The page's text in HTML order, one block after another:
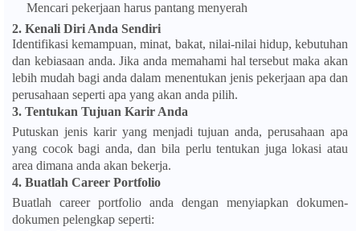
Mencari pekerjaan harus pantang menyerah
2. Kenali Diri Anda Sendiri
Identifikasi kemampuan, minat, bakat, nilai-nilai hidup, kebutuhan
dan kebiasaan anda. Jika anda memahami hal tersebut maka akan
lebih mudah bagi anda dalam menentukan jenis pekerjaan apa dan
perusahaan seperti apa yang akan anda pilih.
3. Tentukan Tujuan Karir Anda
Putuskan jenis karir yang menjadi tujuan anda, perusahaan apa
yang cocok bagi anda, dan bila perlu tentukan juga lokasi atau
area dimana anda akan bekerja.
4. Buatlah Career Portfolio
Buatlah career portfolio anda dengan menyiapkan dokumen-
dokumen pelengkap seperti: